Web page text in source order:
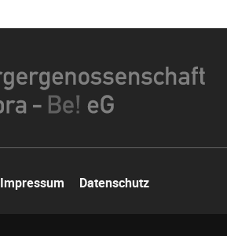
überspringen
Impressum Datenschutz